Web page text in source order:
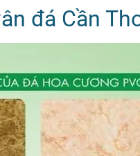
đá Cần